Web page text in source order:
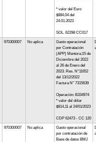
* valor del Euro
$884,04 del
24.01.2023
SOL. 62298 CC017
970300007 No aplica
Gasto operacional
por Contratación
(APP) Mentora;15 de
Diciembre del 2022
al 26 de Enero del
2023. Res. N°11652
del 13/12/2022
Factura N° 7315639
Operación: B334974
* valor del dólar
$814,11 al 24/01/2023
CDP 62473 - CC 120
970300007 No aplica
Gasto operacional
por contratación de
Base de datos BMJ